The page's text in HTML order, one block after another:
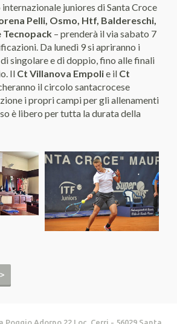
juniores di Santa Croce
Pelli, Osmo, Htf, Baldereschi,
Tecnopack – prenderà il via sabato 7
Da lunedì 9 si apriranno i
singolare e di doppio, fino alle finali
Il Ct Villanova Empolie il Ct
il circolo santacrocese
i propri campi per gli allenamenti
è libero per tutta la durata della
Poggio Adorno 22 Loc. Cerri - 56029 Santa